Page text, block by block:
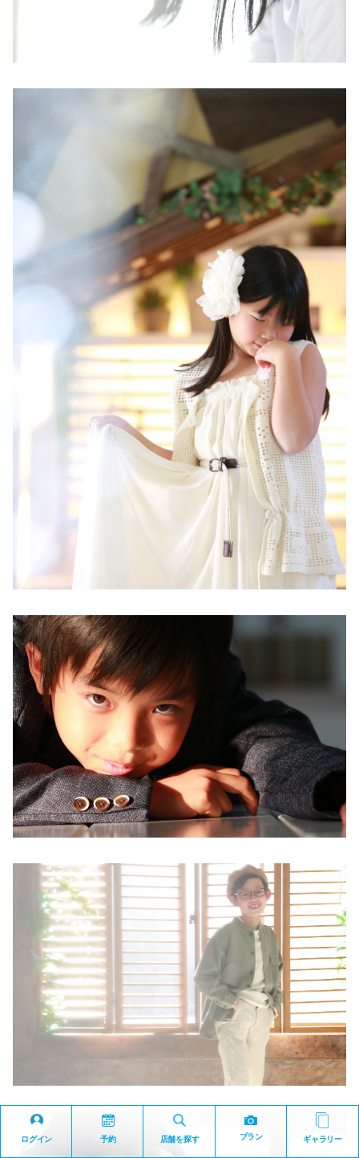
ログイン 予約 店舗を探す プラン ギャラリー